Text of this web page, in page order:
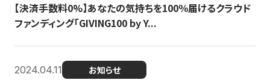
【決済手数料0%】あなたの気持ちを100％届けるクラウド
ファンディング「GIVING100 by Y...
2024.04.11 お知らせ